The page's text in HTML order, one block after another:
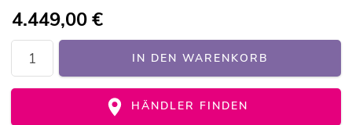
4.449,00€
IN DEN WARENKORB
HÄNDLER FINDEN